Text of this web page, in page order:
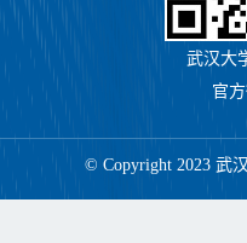
武汉大
官
© Copyright 2023 武